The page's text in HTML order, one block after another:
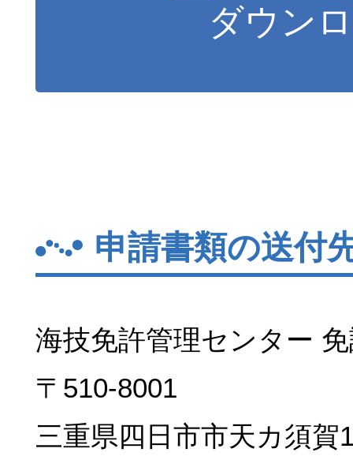
ダウン
申請書類の送付
海技免許管理センター
〒510-8001
三重県四日市市天カ須賀